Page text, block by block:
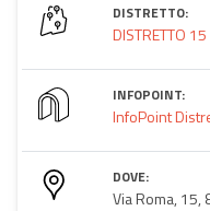
DISTRETTO:
DISTRETTO 15
INFOPOINT:
InfoPoint
DOVE:
Via Roma, 15,